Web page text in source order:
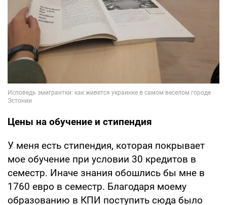
Цены на обучение и стипендия
У меня есть стипендия, которая покрывает
мое обучение при условии 30 кредитов в
семестр. Иначе знания обошлись бы мне в
1760 евро в семестр. Благодаря моему
образованию в КПИ поступить сюда было